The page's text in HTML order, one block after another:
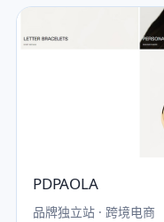
PDPAOLA
品牌独立站 · 跨境电商